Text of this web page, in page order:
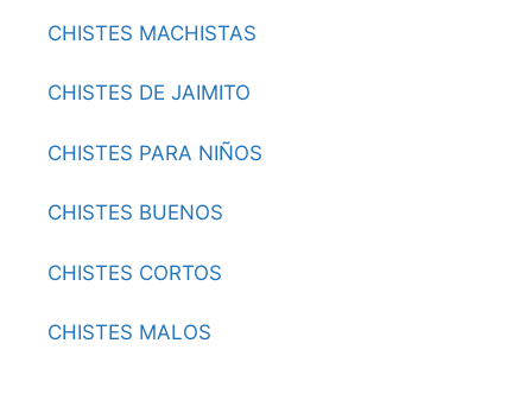
CHISTES MACHISTAS
CHISTES DE JAIMITO
CHISTES PARA NIÑOS
CHISTES BUENOS
CHISTES CORTOS
CHISTES MALOS